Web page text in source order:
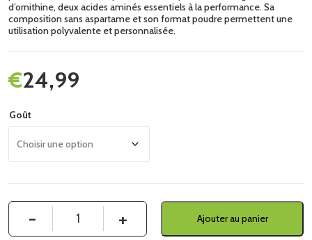
d’ornithine, deux acides aminés essentiels à la performance. Sa
composition sans aspartame et son format poudre permettent une
utilisation polyvalente et personnalisée.
24,99
€
Goût
Ajouter au panier